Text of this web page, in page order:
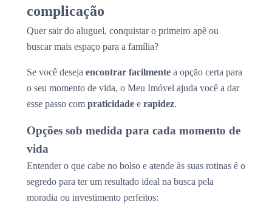
complicação
Quer sair do aluguel, conquistar o primeiro apê ou
buscar mais espaço para a família?
Se você deseja encontrar facilmente a opção certa para
o seu momento de vida, o Meu Imóvel ajuda você a dar
esse passo com praticidade e rapidez.
Opções sob medida para cada momento de
vida
Entender o que cabe no bolso e atende às suas rotinas é o
segredo para ter um resultado ideal na busca pela
moradia ou investimento perfeitos: